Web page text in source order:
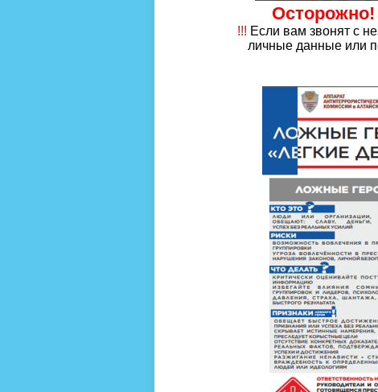
!!! Если вам звонят с
личные данные или